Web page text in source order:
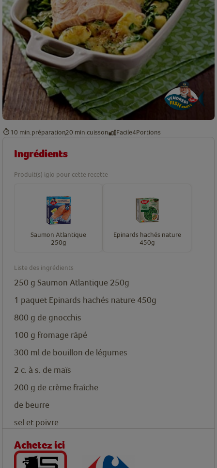
10 min.préparation20 min.cuisson Facile4Portions
Ingrédients
Produit(s) iglo pour cette recette
Saumon Atlantique
250g
Epinards hachés nature
450g
Liste des ingrédients
250 g Saumon Atlantique 250g
1 paquet Epinards hachés nature 450g
800 g de gnocchis
100 g fromage râpé
300 ml de bouillon de légumes
2 c. à s. de maïs
200 g de crème fraîche
de beurre
sel et poivre
Achetez ici